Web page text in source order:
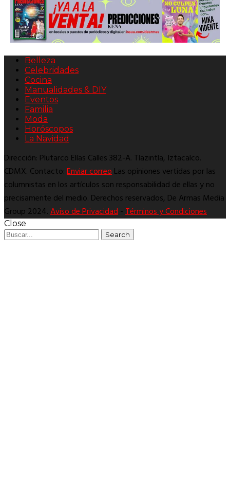
Belleza
Celebridades
Cocina
Manualidades & DIY
Eventos
Familia
Moda
Horóscopos
La Navidad
Dirección: Plutarco Elías Calles 382-A. Tlazintla, Iztacalco.
CDMX. Contacto:Enviar correoLas opiniones vertidas por las
columnistas en los artículos son responsabilidad de ellas y no
precisamente del medio. Derechos reservados, De Armas Media
Group 2024.Aviso de Privacidad-Términos y Condiciones
Close